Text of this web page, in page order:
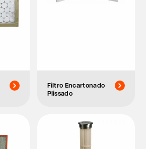
Filtro Encartonado
Plissado